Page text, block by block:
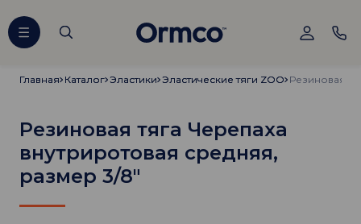
Главная
Главная Каталог
Каталог Эластики
Эластики Эластические тяги ZOO
Эластические тяги ZOO
Резиновая тяга Черепаха
внутриротовая средняя,
размер 3/8"